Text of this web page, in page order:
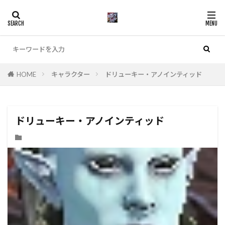
HOME キャラクター ドリューキー・アノインティッド
ドリューキー・アノインティッド
カテゴリー